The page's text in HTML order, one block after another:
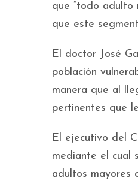
que “todo adulto
que este
El doctor José
población
manera que al
pertinentes que
El ejecutivo del
mediante el cual
adultos mayores